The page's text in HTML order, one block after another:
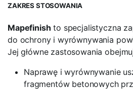
ZAKRES STOSOWANIA
Mapefinish to specjalistyczna
do ochrony i wyrównywania
Jej główne zastosowania
Naprawę i wyrównywanie
fragmentów betonowych